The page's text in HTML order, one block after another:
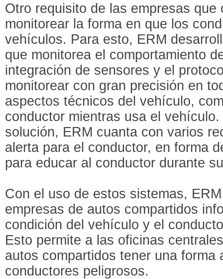
Otro requisito de las empresas que
monitorear la forma en que los
vehículos. Para esto, ERM
que monitorea el comportamiento
integración de sensores y el
monitorear con gran precisión en
aspectos técnicos del vehículo,
conductor mientras usa el
solución, ERM cuanta con varios
alerta para el conductor, en forma
para educar al conductor durante
Con el uso de estos sistemas,
empresas de autos compartidos
condición del vehículo y el
Esto permite a las oficinas
autos compartidos tener una forma
conductores peligrosos.